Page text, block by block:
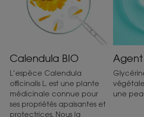
TEXTURE
Texture
Crème
Calendula BIO
L’espèce Calendula
officinalis L. est une plante
médicinale connue pour
ses propriétés apaisantes et
protectrices. Nous la
une